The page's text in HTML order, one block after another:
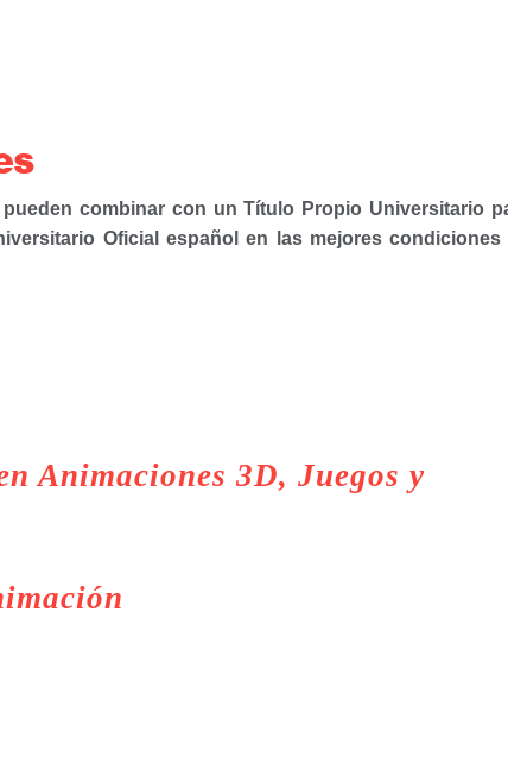
combinar con un Título Propio Universitario
Oficial español en las mejores condiciones
Animaciones 3D, Juegos y